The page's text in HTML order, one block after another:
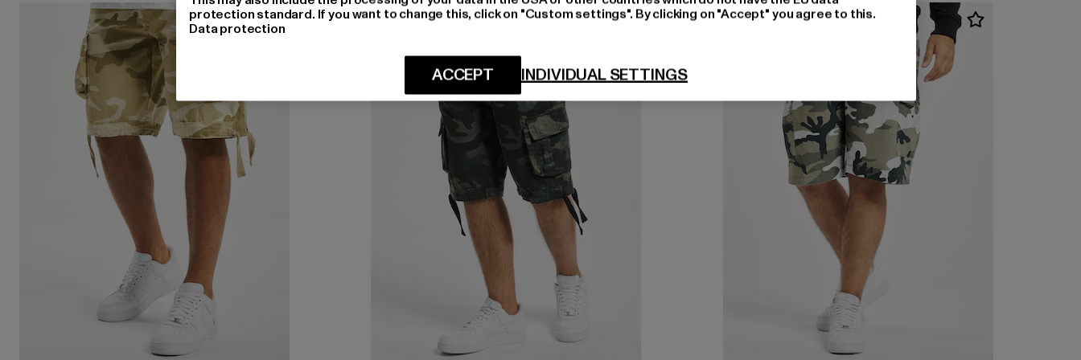
protection standard. If you want to change this, click on "Custom settings". By clicking on "Accept" you agree to this.
Data protection
INDIVIDUAL SETTINGS
ACCEPT